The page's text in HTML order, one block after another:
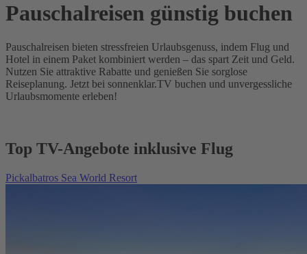
Pauschalreisen günstig buchen
Pauschalreisen bieten stressfreien Urlaubsgenuss, indem Flug und
Hotel in einem Paket kombiniert werden – das spart Zeit und Geld.
Nutzen Sie attraktive Rabatte und genießen Sie sorglose
Reiseplanung. Jetzt bei sonnenklar.TV buchen und unvergessliche
Urlaubsmomente erleben!
Top TV-Angebote inklusive Flug
Pickalbatros Sea World Resort